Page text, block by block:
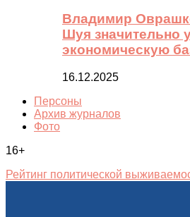
Владимир
Шуя значительно
экономическую
16.12.2025
Персоны
Архив журналов
Фото
16+
Рейтинг политической